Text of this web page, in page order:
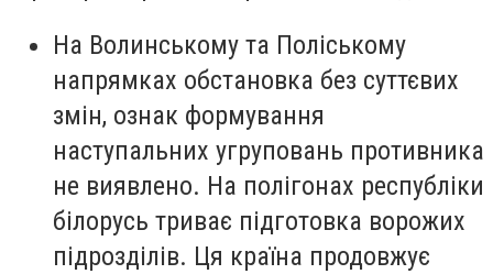
На Волинському та Поліському
напрямках обстановка без суттєвих
змін, ознак формування
наступальних угруповань противника
не виявлено. На полігонах республіки
білорусь триває підготовка ворожих
підрозділів. Ця країна продовжує